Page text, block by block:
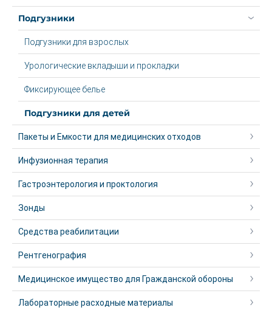
Подгузники
Подгузники для взрослых
Урологические вкладыши и прокладки
Фиксирующее белье
Подгузники для детей
Пакеты и Емкости для медицинских отходов
Инфузионная терапия
Гастроэнтерология и проктология
Зонды
Средства реабилитации
Рентгенография
Медицинское имущество для Гражданской обороны
Лабораторные расходные материалы